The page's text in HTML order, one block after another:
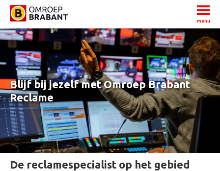
menu
Blijf bij jezelf met Omroep Brabant
Reclame
De reclamespecialist op het gebied